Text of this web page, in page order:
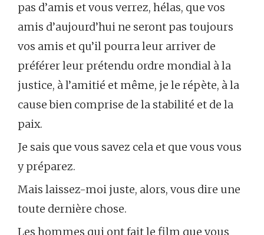
pas d’amis et vous verrez, hélas, que vos
amis d’aujourd’hui ne seront pas toujours
vos amis et qu’il pourra leur arriver de
préférer leur prétendu ordre mondial à la
justice, à l’amitié et même, je le répète, à la
cause bien comprise de la stabilité et de la
paix.
Je sais que vous savez cela et que vous vous
y préparez.
Mais laissez-moi juste, alors, vous dire une
toute dernière chose.
Les hommes qui ont fait le film que vous